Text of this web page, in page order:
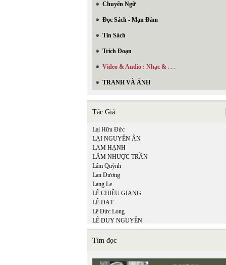
Chuyển Ngữ
Đọc Sách - Mạn Đàm
Tin Sách
Trích Đoạn
Video & Audio : Nhạc & . . .
TRANH VÀ ẢNH
Tác Giả
Lại Hữu Đức
LẠI NGUYÊN ÂN
LAM HẠNH
LÂM NHƯỢC TRẦN
Lâm Quỳnh
Lan Dương
Lang Le
LÊ CHIỀU GIANG
LÊ ĐẠT
Lê Đức Long
LÊ DUY NGUYÊN
LÊ GIANG TRẦN
lê hữu
Lê Minh Hiền
Tìm đọc